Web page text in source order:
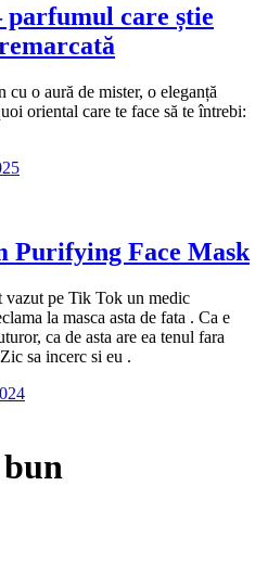
care știe
o aură de mister, o eleganță
oriental care te face să te întrebi:
Purifying Face Mask
vazut pe Tik Tok un medic
la masca asta de fata . Ca e
ca de asta are ea tenul fara
sa incerc si eu .